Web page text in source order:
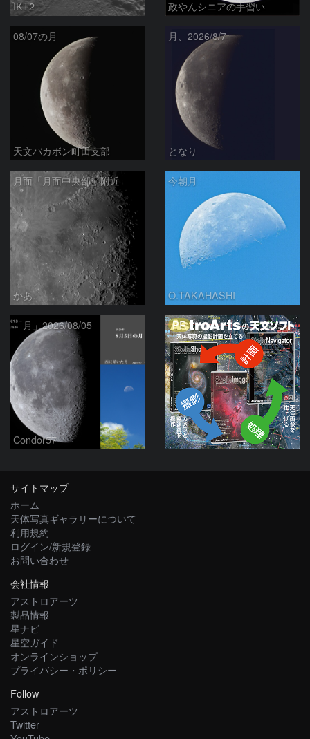
IKT2 政やんシニアの手習い
08/07の月
天文バカボン町田支部
月、2026/8/7
となり
月面「月面中央部」附近
かあ
今朝月
O.TAKAHASHI
「月」2026/08/05
Condor57
PR
サイトマップ
ホーム
天体写真ギャラリーについて
利用規約
ログイン/新規登録
お問い合わせ
会社情報
アストロアーツ
製品情報
星ナビ
星空ガイド
オンラインショップ
プライバシー・ポリシー
Follow
アストロアーツ
Twitter